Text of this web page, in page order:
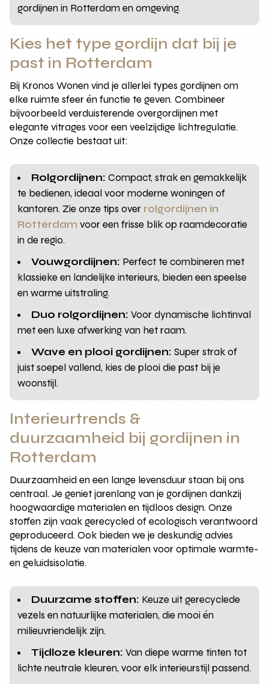
gordijnen in Rotterdam en omgeving.
Kies het type gordijn dat bij je
past in Rotterdam
Bij Kronos Wonen vind je allerlei types gordijnen om
elke ruimte sfeer én functie te geven. Combineer
bijvoorbeeld verduisterende overgordijnen met
elegante vitrages voor een veelzijdige lichtregulatie.
Onze collectie bestaat uit:
Rolgordijnen: Compact, strak en gemakkelijk
te bedienen, ideaal voor moderne woningen of
kantoren. Zie onze tips over rolgordijnen in
Rotterdam voor een frisse blik op raamdecoratie
in de regio.
Vouwgordijnen: Perfect te combineren met
klassieke en landelijke interieurs, bieden een speelse
en warme uitstraling.
Duo rolgordijnen: Voor dynamische lichtinval
met een luxe afwerking van het raam.
Wave en plooi gordijnen: Super strak of
juist soepel vallend, kies de plooi die past bij je
woonstijl.
Interieurtrends &
duurzaamheid bij gordijnen in
Rotterdam
Duurzaamheid en een lange levensduur staan bij ons
centraal. Je geniet jarenlang van je gordijnen dankzij
hoogwaardige materialen en tijdloos design. Onze
stoffen zijn vaak gerecycled of ecologisch verantwoord
geproduceerd. Ook bieden we je deskundig advies
tijdens de keuze van materialen voor optimale warmte-
en geluidsisolatie.
Duurzame stoffen: Keuze uit gerecyclede
vezels en natuurlijke materialen, die mooi én
milieuvriendelijk zijn.
Tijdloze kleuren: Van diepe warme tinten tot
lichte neutrale kleuren, voor elk interieurstijl passend.